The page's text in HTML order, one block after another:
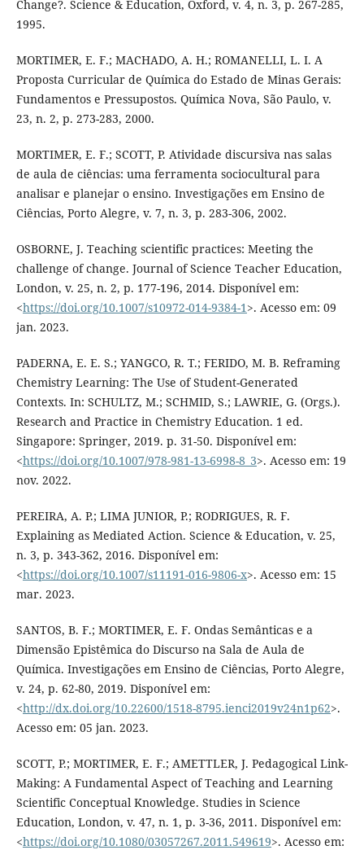
Change?. Science & Education, Oxford, v. 4, n. 3, p. 267-285,
1995.
MORTIMER, E. F.; MACHADO, A. H.; ROMANELLI, L. I. A
Proposta Curricular de Química do Estado de Minas Gerais:
Fundamentos e Pressupostos. Química Nova, São Paulo, v.
23, n. 2, p. 273-283, 2000.
MORTIMER, E. F.; SCOTT, P. Atividade discursiva nas salas
de aula de ciências: uma ferramenta sociocultural para
analisar e planejar o ensino. Investigações em Ensino de
Ciências, Porto Alegre, v. 7, n. 3, p. 283-306, 2002.
OSBORNE, J. Teaching scientific practices: Meeting the
challenge of change. Journal of Science Teacher Education,
London, v. 25, n. 2, p. 177-196, 2014. Disponível em:
<https://doi.org/10.1007/s10972-014-9384-1>. Acesso em: 09
jan. 2023.
PADERNA, E. E. S.; YANGCO, R. T.; FERIDO, M. B. Reframing
Chemistry Learning: The Use of Student-Generated
Contexts. In: SCHULTZ, M.; SCHMID, S.; LAWRIE, G. (Orgs.).
Research and Practice in Chemistry Education. 1 ed.
Singapore: Springer, 2019. p. 31-50. Disponível em:
<https://doi.org/10.1007/978-981-13-6998-8_3>. Acesso em: 19
nov. 2022.
PEREIRA, A. P.; LIMA JUNIOR, P.; RODRIGUES, R. F.
Explaining as Mediated Action. Science & Education, v. 25,
n. 3, p. 343-362, 2016. Disponível em:
<https://doi.org/10.1007/s11191-016-9806-x>. Acesso em: 15
mar. 2023.
SANTOS, B. F.; MORTIMER, E. F. Ondas Semânticas e a
Dimensão Epistêmica do Discurso na Sala de Aula de
Química. Investigações em Ensino de Ciências, Porto Alegre,
v. 24, p. 62-80, 2019. Disponível em:
<http://dx.doi.org/10.22600/1518-8795.ienci2019v24n1p62>.
Acesso em: 05 jan. 2023.
SCOTT, P.; MORTIMER, E. F.; AMETTLER, J. Pedagogical Link-
Making: A Fundamental Aspect of Teaching and Learning
Scientific Conceptual Knowledge. Studies in Science
Education, London, v. 47, n. 1, p. 3-36, 2011. Disponível em:
<https://doi.org/10.1080/03057267.2011.549619>. Acesso em: